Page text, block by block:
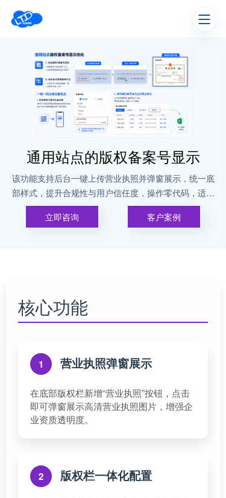
通用站点的版权备案号显示
该功能支持后台一键上传营业执照并弹窗展示，统一底
部样式，提升合规性与用户信任度，操作零代码，适用
于电商、医疗、教育等多行业。
立即咨询
客户案例
核心功能
1 营业执照弹窗展示
在底部版权栏新增“营业执照”按钮，点击
即可弹窗展示高清营业执照图片，增强企
业资质透明度。
2 版权栏一体化配置